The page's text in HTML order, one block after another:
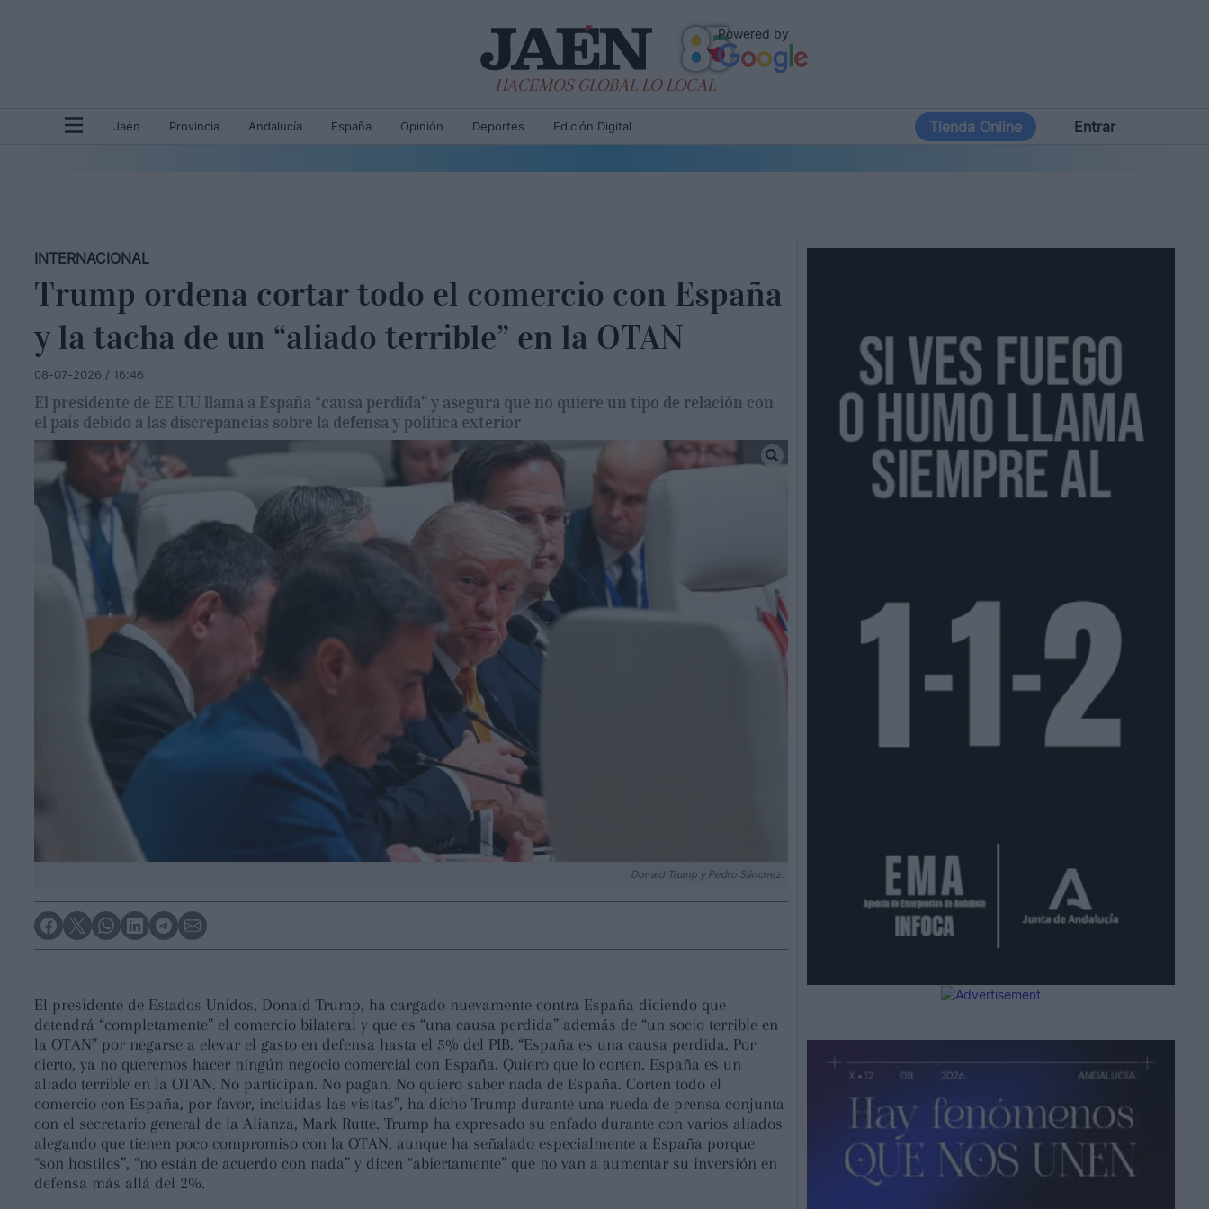
Powered by
HACEMOS GLOBAL LO LOCAL
Tienda Online Entrar
Jaén Provincia Andalucía España Opinión Deportes Edición Digital
INTERNACIONAL
Trump ordena cortar todo el comercio con España
y la tacha de un “aliado terrible” en la OTAN
08-07-2026 / 16:46
El presidente de EE UU llama a España “causa perdida” y asegura que no quiere un tipo de relación con
el país debido a las discrepancias sobre la defensa y política exterior
Donald Trump y Pedro Sánchez.
El presidente de Estados Unidos, Donald Trump, ha cargado nuevamente contra España diciendo que
detendrá “completamente” el comercio bilateral y que es “una causa perdida” además de “un socio terrible en
la OTAN” por negarse a elevar el gasto en defensa hasta el 5% del PIB. “España es una causa perdida. Por
cierto, ya no queremos hacer ningún negocio comercial con España. Quiero que lo corten. España es un
aliado terrible en la OTAN. No participan. No pagan. No quiero saber nada de España. Corten todo el
comercio con España, por favor, incluidas las visitas”, ha dicho Trump durante una rueda de prensa conjunta
con el secretario general de la Alianza, Mark Rutte. Trump ha expresado su enfado durante con varios aliados
alegando que tienen poco compromiso con la OTAN, aunque ha señalado especialmente a España porque
“son hostiles”, “no están de acuerdo con nada” y dicen “abiertamente” que no van a aumentar su inversión en
defensa más allá del 2%.